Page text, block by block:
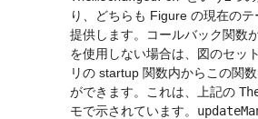
り、どちらも Figure の現在の
提供します。コールバック関数
を使用しない場合は、図のセッ
リの startup 関数内からこの関
ができます。これは、上記の
モで示されています。